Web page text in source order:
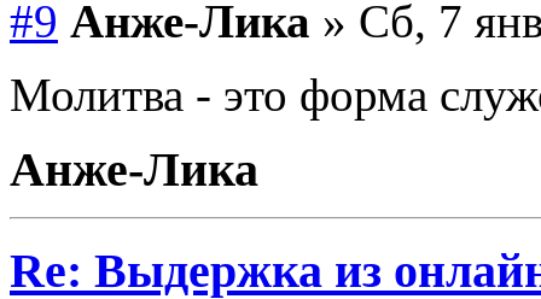
#9 Анже-Лика » Сб, 7
Молитва - это форма
Анже-Лика
Re: Выдержка из